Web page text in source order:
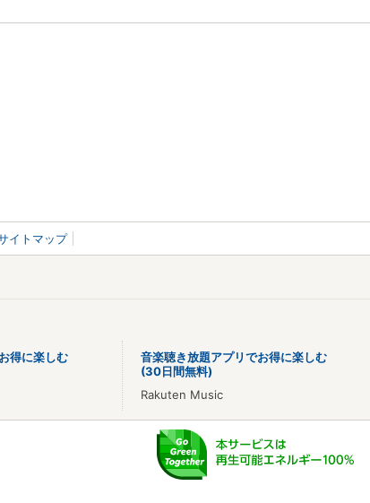
イトマップ
得に楽しむ
音楽聴き放題アプリでお得に楽しむ
(30日間無料)
Rakuten Music